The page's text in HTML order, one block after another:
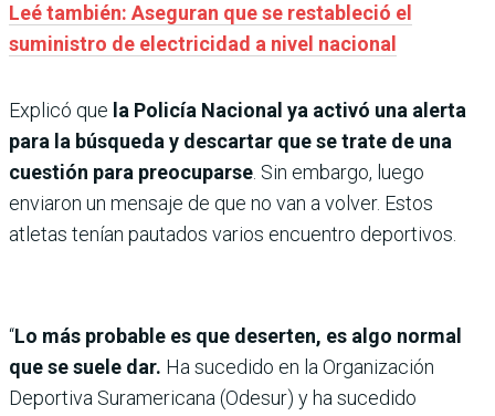
Leé también: Aseguran que se restableció el
suministro de electricidad a nivel nacional
Explicó que la Policía Nacional ya activó una alerta
para la búsqueda y descartar que se trate de una
cuestión para preocuparse . Sin embargo, luego
enviaron un mensaje de que no van a volver. Estos
atletas tenían pautados varios encuentro deportivos.
“Lo más probable es que deserten, es algo normal
que se suele dar. Ha sucedido en la Organización
Deportiva Suramericana (Odesur) y ha sucedido